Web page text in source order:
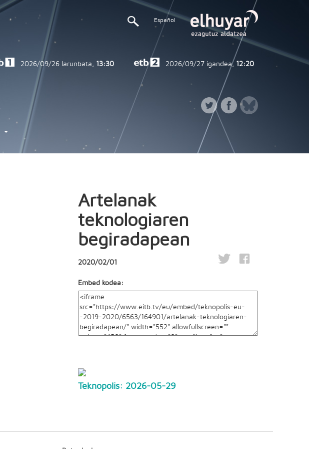
Español
2026/09/26 larunbata, 13:30 2026/09/27 igandea, 12:20
Artelanak
teknologiaren
begiradapean
2020/02/01
Embed kodea:
Teknopolis: 2026-05-29